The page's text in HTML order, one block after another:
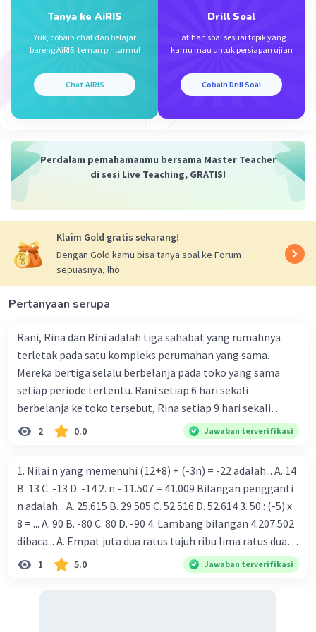
Beri Rating·5.0(1 Balas
Iklan
Tanya ke AiRIS
Yuk, cobain chat dan belajar
bareng AiRIS, teman pintarmu!
Chat AiRIS
Drill Soal
Latihan soal sesuai topik yang
kamu mau untuk persiapan ujian
Cobain Drill Soal
Perdalam pemahamanmu bersama Master Teacher
di sesi Live Teaching, GRATIS!
Klaim Gold gratis sekarang!
Dengan Gold kamu bisa tanya soal ke Forum
sepuasnya, lho.
Pertanyaan serupa
Rani, Rina dan Rini adalah tiga sahabat yang rumahnya
terletak pada satu kompleks perumahan yang sama.
Mereka bertiga selalu berbelanja pada toko yang sama
setiap periode tertentu. Rani setiap 6 hari sekali
berbelanja ke toko tersebut, Rina setiap 9 hari sekali
berbelanja di toko tersebut dan Rini setiap 12 hari sekali.
Pada tanggal 8 Mei 2023 mereka bersama-sama
barang yang sama tetapi jumlahnya berbeda - beda. Rani
membeli 3 cokelat, 4 roti dan 2 minuman kaleng dengan
total Rp 113.000,00. Rina membeli 2 cokelat, 6 roti dan 1
minuman kaleng dengan total belanja Rp 112.000,
Sedangkan Rini membeli 1 cokelat, 5 roti dan 4 minuman
kaleng dengan total belanja Rp 115.000,00. Jika terdapat
2 0.0 Jawaban terverifikasi
1. Nilai n yang memenuhi (12+8) + (-3n) = -22 adalah... A. 14
B. 13 C. -13 D. -14 2. n - 11.507 = 41.009 Bilangan pengganti
n adalah... A. 25.615 B. 29.505 C. 52.516 D. 52.614 3. 50 : (-5) x
8 = ... A. 90 B. -80 C. 80 D. -90 4. Lambang bilangan 4.207.502
dibaca... A. Empat juta dua ratus tujuh ribu lima ratus dua B.
Empat juta dua ratus tujuh lima puluh ratus dua puluh C.
Empat juta dua puluh tujuh lima ribu ratus dua puluh D.
1 5.0 Jawaban terverifikasi